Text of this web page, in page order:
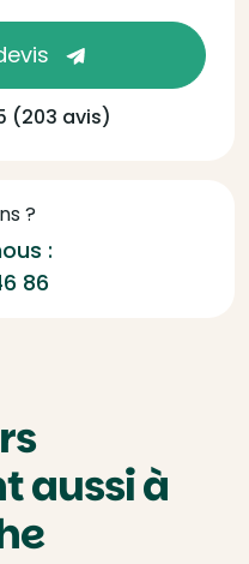
(203 avis)
?
:
86
aussi à